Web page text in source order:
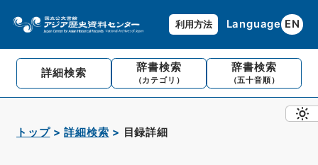
利用方法 Language EN
詳細検索 辞書検索
（カテゴリ）
辞書検索
（五十音順）
トップ 詳細検索 目録詳細